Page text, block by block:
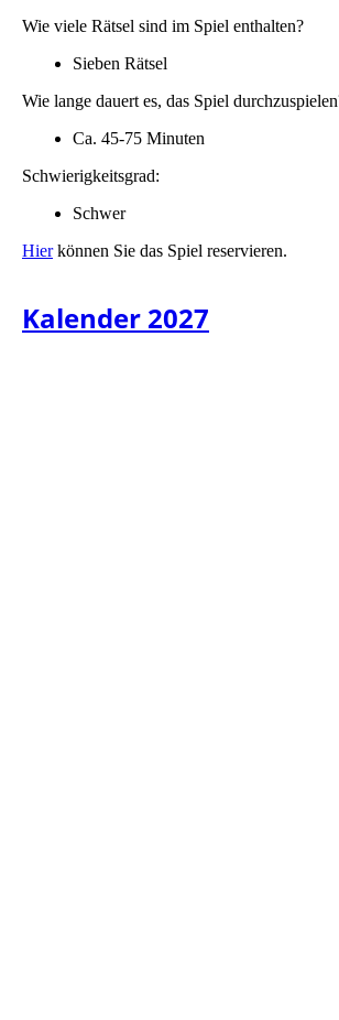
Wie viele Rätsel sind im Spiel enthalten?
Sieben Rätsel
Wie lange dauert es, das Spiel
Ca. 45-75 Minuten
Schwierigkeitsgrad:
Schwer
Hierkönnen Sie das Spiel reservieren.
Kalender 2027